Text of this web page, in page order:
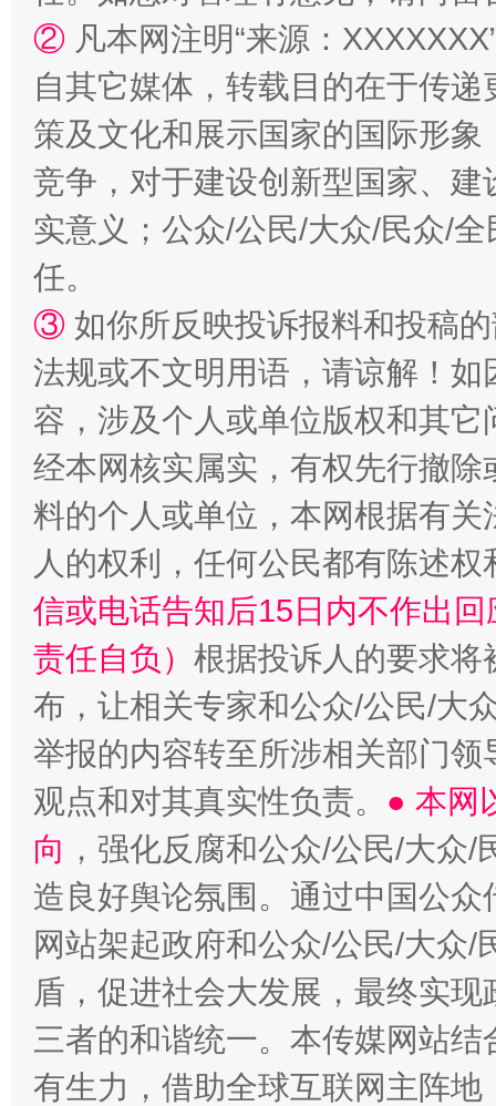
扯下公款旅游的“隐身衣” 如何以
“蜀中异人”王建安的艺术幻境
② 凡本网注明“来源：
自其它媒体，转载目的在于传
策及文化和展示国家的国际形
竞争，对于建设创新型国家、
实意义；公众/公民/大众/民众/
任。
③ 如你所反映投诉报料和投稿
法规或不文明用语，请谅解！
容，涉及个人或单位版权和其它
经本网核实属实，有权先行撤
料的个人或单位，本网根据有
人的权利，任何公民都有陈述
信或电话告知后15日内不作出
责任自负） 根据投诉人的要求将
布，让相关专家和公众/公民/大
举报的内容转至所涉相关部门
观点和对其真实性负责。 ● 本网
向 ，强化反腐和公众/公民/大众
造良好舆论氛围。通过中国公
网站架起政府和公众/公民/大众
盾，促进社会大发展，最终实
三者的和谐统一。本传媒网站
有生力，借助全球互联网主阵